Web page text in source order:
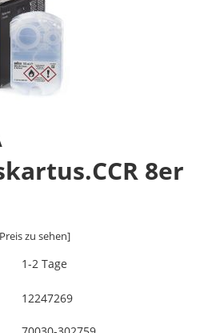
8er
zu sehen]
1-2 Tage
12247269